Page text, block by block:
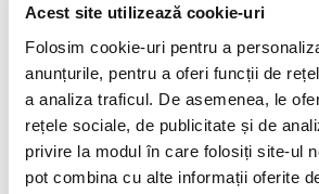
Acest site utilizează cookie-uri
Folosim cookie-uri pentru a
anunțurile, pentru a oferi funcții de
a analiza traficul. De asemenea, le
rețele sociale, de publicitate și de
privire la modul în care folosiți site-ul
pot combina cu alte informații oferite
pe Google v-ar putea lamuri daca
invatamant superior exista sau nu.
unei discutii initiale cu candidatul,
cere detalii despre facultatea pe
terminat-o, adaugand ca pe internet
informatii despre unitatea
Daca unii candidati ajung sa